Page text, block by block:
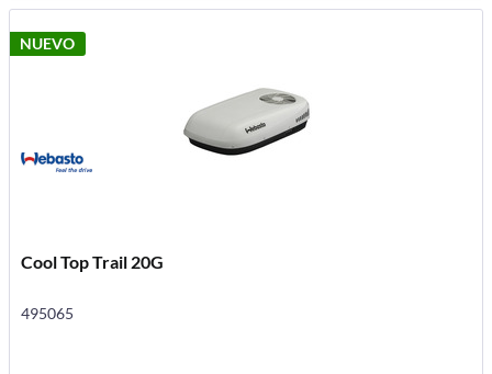
NUEVO
Cool Top Trail 20G
495065